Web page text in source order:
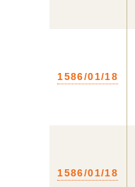
1586/01/18
1586/01/18